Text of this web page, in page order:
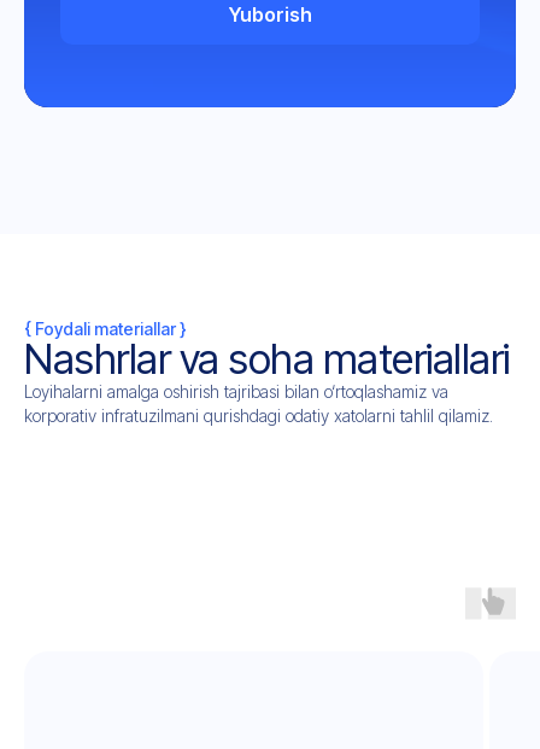
Yuborish
{ Foydali materiallar }
Nashrlar va soha materiallari
Loyihalarni amalga oshirish tajribasi bilan o‘rtoqlashamiz va
korporativ infratuzilmani qurishdagi odatiy xatolarni tahlil qilamiz.